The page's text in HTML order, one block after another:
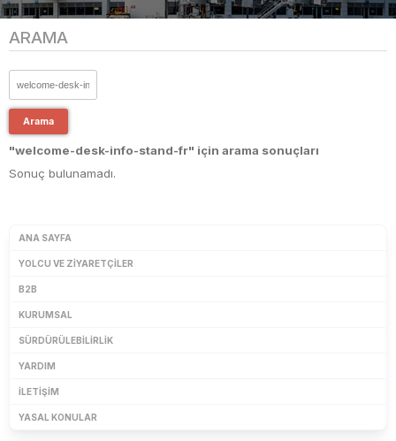
ARAMA
Arama
"welcome-desk-info-stand-fr" için arama sonuçları
Sonuç bulunamadı.
ANA SAYFA
YOLCU VE ZIYARETÇILER
B2B
KURUMSAL
SÜRDÜRÜLEBILIRLIK
YARDIM
İLETIŞIM
YASAL KONULAR